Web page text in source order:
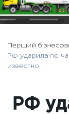
Перший
РФ ударила по
известно
РФ